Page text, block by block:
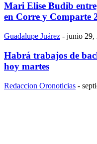
Mari Elise Budib
en Corre y Comparte
Guadalupe Juárez - junio 29,
Habrá trabajos de
hoy martes
Redaccion Oronoticias -